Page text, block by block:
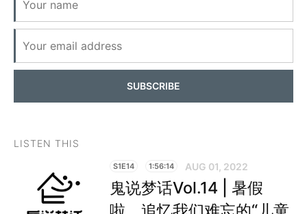
SUBSCRIBE
LISTEN THIS
S1E14 1:56:14 AUG 01, 2022
鬼说梦话Vol.14 | 暑假